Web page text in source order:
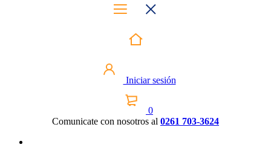
Iniciar sesión
0
Comunicate con nosotros al 0261 703-3624